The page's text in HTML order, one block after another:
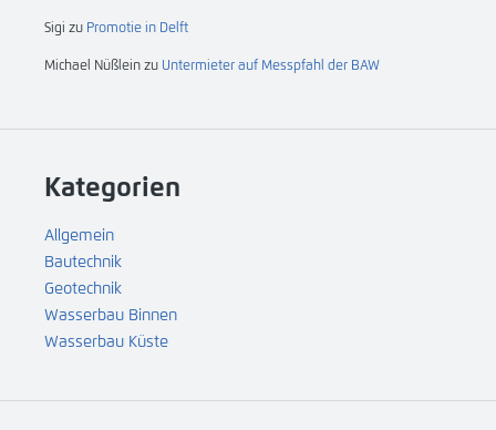
Sigi zu Promotie in Delft
Michael Nüßlein zu Untermieter auf Messpfahl der BAW
Kategorien
Allgemein
Bautechnik
Geotechnik
Wasserbau Binnen
Wasserbau Küste